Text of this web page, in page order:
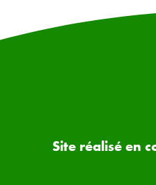
Site réalisé en